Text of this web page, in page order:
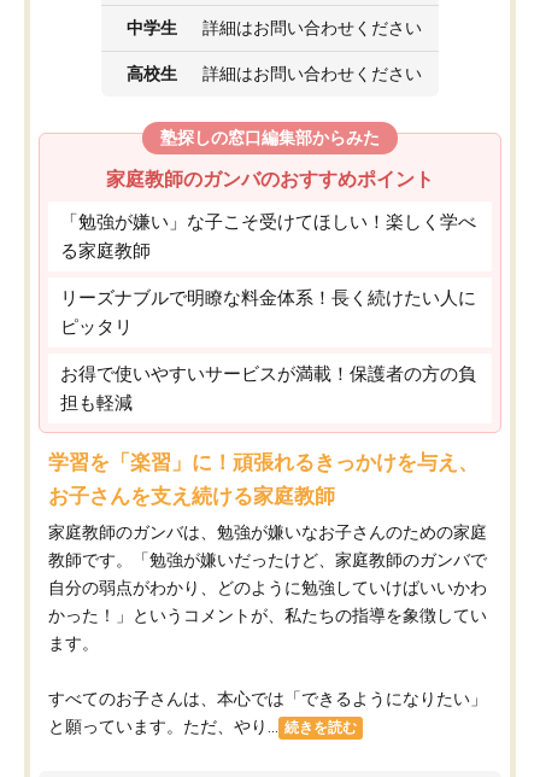
中学生 詳細はお問い合わせください
高校生 詳細はお問い合わせください
塾探しの窓口編集部からみた
家庭教師のガンバのおすすめポイント
「勉強が嫌い」な子こそ受けてほしい！楽しく学べ
る家庭教師
リーズナブルで明瞭な料金体系！長く続けたい人に
ピッタリ
お得で使いやすいサービスが満載！保護者の方の負
担も軽減
学習を「楽習」に！頑張れるきっかけを与え、
お子さんを支え続ける家庭教師
家庭教師のガンバは、勉強が嫌いなお子さんのための家庭
教師です。「勉強が嫌いだったけど、家庭教師のガンバで
自分の弱点がわかり、どのように勉強していけばいいかわ
かった！」というコメントが、私たちの指導を象徴してい
ます。
すべてのお子さんは、本心では「できるようになりたい」
と願っています。ただ、やり...
続きを読む